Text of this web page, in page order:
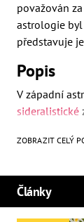
považován
astrologie
představuje
Popis
V západní
sideralistické
Štíři na první
snadné je
intuici, přísný
něj ruku v
ZOBRAZIT CELÝ
Články